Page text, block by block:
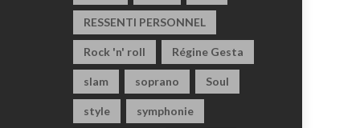
RESSENTI PERSONNEL
Rock 'n' roll Régine Gesta
slam soprano Soul
style symphonie